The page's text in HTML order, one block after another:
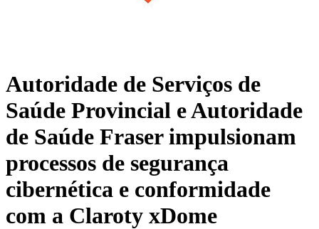
Autoridade de Serviços de
Saúde Provincial e Autoridade
de Saúde Fraser impulsionam
processos de segurança
cibernética e conformidade
com a Claroty xDome